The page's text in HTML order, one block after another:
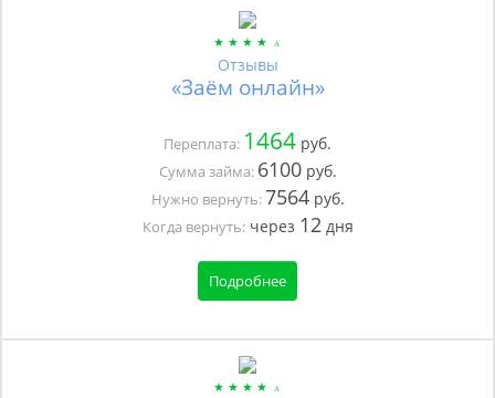
Отзывы
«Заём онлайн»
Переплата: 1464 руб.
Сумма займа: 6100руб.
Нужно вернуть:7564руб.
Когда вернуть:через 12дня
Подробнее